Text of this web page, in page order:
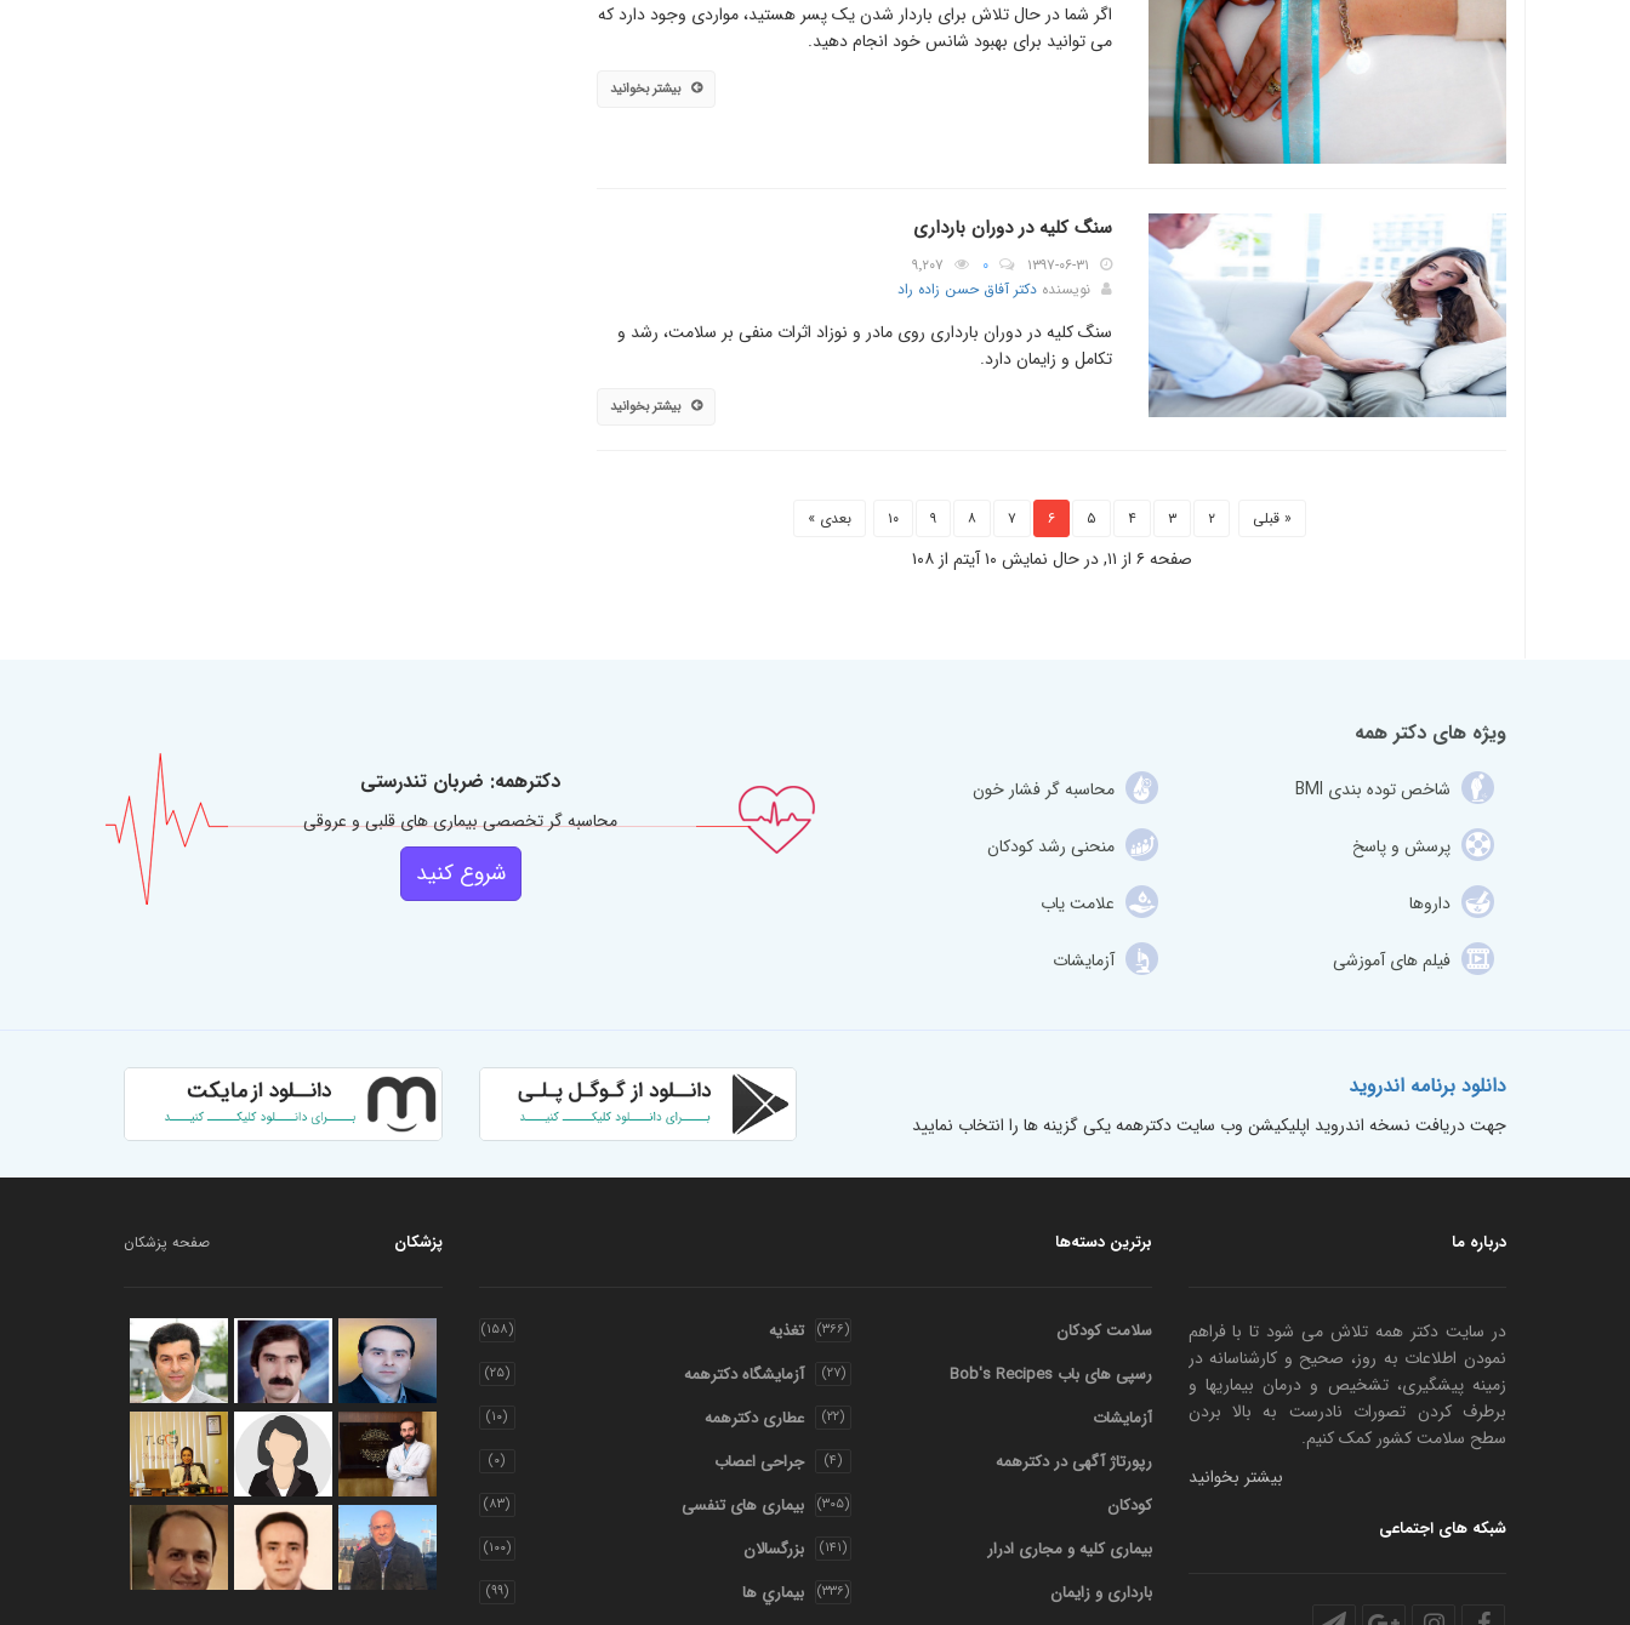
اگر شما در حال تلاش برای باردار شدن یک پسر هستید، مواردی وجود دارد که
می توانید برای بهبود شانس خود انجام دهید.
بیشتر بخوانید
سنگ کلیه در دوران بارداری
۱۳۹۷-۰۶-۳۱ ۰
۹٬۲۰۷
نویسنده دکتر آفاق حسن زاده راد
سنگ کلیه در دوران بارداری روی مادر و نوزاد اثرات منفی بر سلامت، رشد و
تکامل و زایمان دارد.
بیشتر بخوانید
« قبلی ۲ ۳ ۴ ۵ ۶ ۷ ۸ ۹ ۱۰ بعدی »
صفحه ۶ از ۱۱, در حال نمایش ۱۰ آیتم از ۱۰۸
ویژه های دکتر همه
شاخص توده بندی BMI
پرسش و پاسخ
داروها
فیلم های آموزشی
محاسبه گر فشار خون
منحنی رشد کودکان
علامت یاب
آزمایشات
دکترهمه: ضربان تندرستی
محاسبه گر تخصصی بیماری های قلبی و عروقی
شروع کنید
دانلود برنامه اندروید
جهت دریافت نسخه اندروید اپلیکیشن وب سایت دکترهمه یکی گزینه ها را انتخاب نمایید
درباره ما
در سایت دکتر همه تلاش می شود تا با فراهم
نمودن اطلاعات به روز، صحیح و کارشناسانه در
زمینه پیشگیری، تشخیص و درمان بیماریها و
برطرف کردن تصورات نادرست به بالا بردن
سطح سلامت کشور کمک کنیم.
بیشتر بخوانید
شبکه های اجتماعی
برترین دسته‌ها
سلامت کودکان (۳۶۶) تغذیه (۱۵۸)
رسپی های باب Bob's Recipes (۲۷) آزمایشگاه دکترهمه (۲۵)
آزمایشات (۲۲) عطاری دکترهمه (۱۰)
رپورتاژ آگهی در دکترهمه (۴) جراحی اعصاب (۰)
کودکان (۳۰۵) بیماری های تنفسی (۸۳)
بیماری کلیه و مجاری ادرار (۱۴۱) بزرگسالان (۱۰۰)
بارداری و زایمان (۳۳۶) بيماري ها (۹۹)
پزشکان صفحه پزشکان